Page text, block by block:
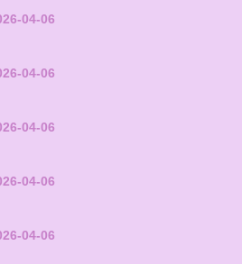
04-06
04-06
04-06
04-06
04-06